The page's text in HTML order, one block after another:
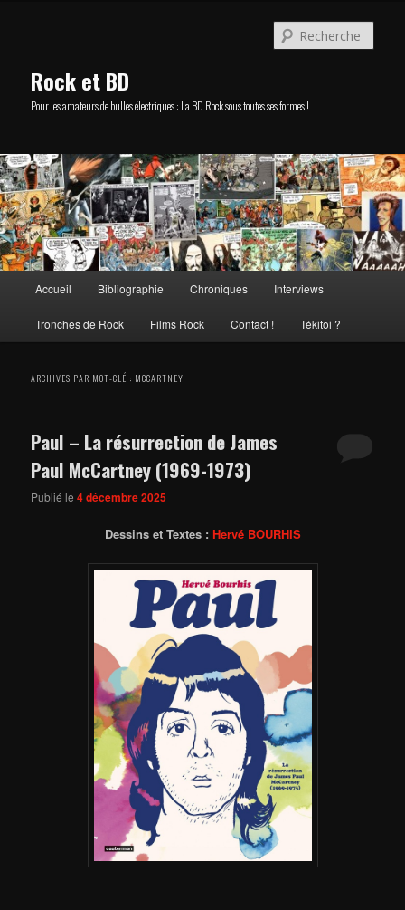
Rock et BD
Pour les amateurs de bulles électriques : La BD Rock sous toutes ses formes !
principal
Accueil Bibliographie Chroniques Interviews
Tronches de Rock Films Rock Contact ! Tékitoi ?
ARCHIVES PAR MOT-CLÉ : MCCARTNEY
Paul – La résurrection de James
Paul McCartney (1969-1973)
Publié le4 décembre 2025
Dessins et Textes : Hervé BOURHIS